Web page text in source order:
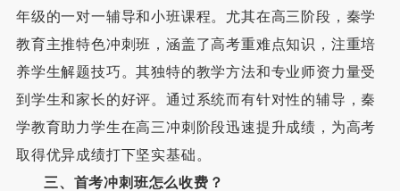
年级的一对一辅导和小班课程。尤其在高三阶段，秦学
教育主推特色冲刺班，涵盖了高考重难点知识，注重培
养学生解题技巧。其独特的教学方法和专业师资力量受
到学生和家长的好评。通过系统而有针对性的辅导，秦
学教育助力学生在高三冲刺阶段迅速提升成绩，为高考
取得优异成绩打下坚实基础。
三、 首考冲刺班怎么收费？